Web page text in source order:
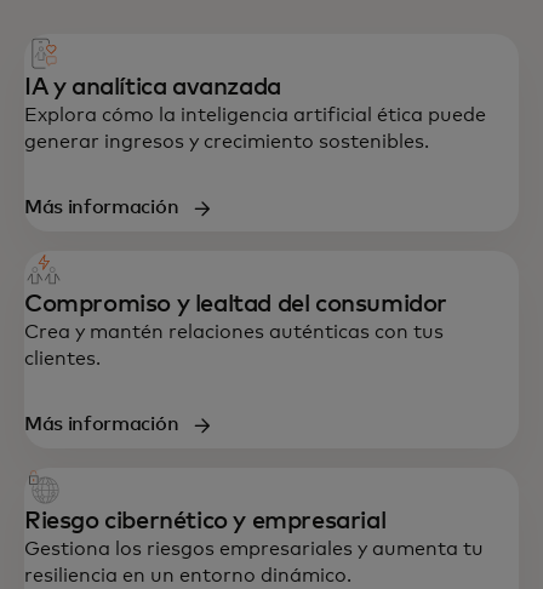
IA y analítica avanzada
Explora cómo la inteligencia artificial ética puede
generar ingresos y crecimiento sostenibles.
Más información
Compromiso y lealtad del consumidor
Crea y mantén relaciones auténticas con tus
clientes.
Más información
Riesgo cibernético y empresarial
Gestiona los riesgos empresariales y aumenta tu
resiliencia en un entorno dinámico.